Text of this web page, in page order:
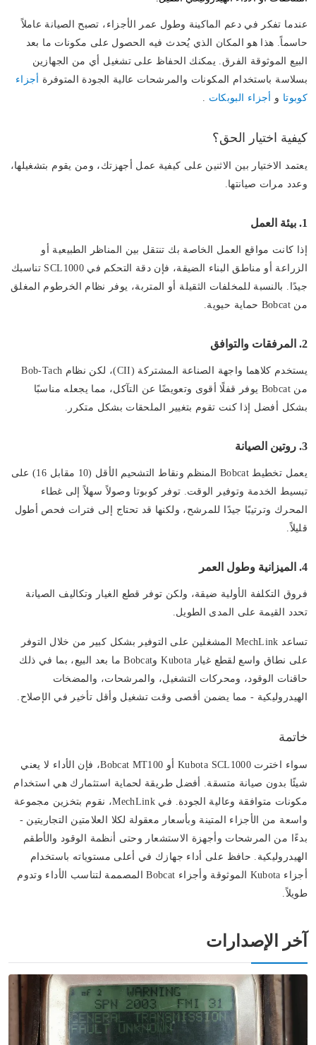
عندما تفكر في دعم الماكينة وطول عمر الأجزاء، تصبح الصيانة عاملاً
حاسماً. هذا هو المكان الذي يُحدث فيه الحصول على مكونات ما بعد
البيع الموثوقة الفرق. يمكنك الحفاظ على تشغيل أي من الجهازين
بسلاسة باستخدام المكونات والمرشحات عالية الجودة المتوفرة
أجزاء
كوبوتا و أجزاء البوبكات
كيفية اختيار الحق؟
يعتمد الاختيار بين الاثنين على كيفية عمل أجهزتك، ومن يقوم بتشغيلها،
وعدد مرات صيانتها.
1. بيئة العمل
إذا كانت مواقع العمل الخاصة بك تنتقل بين المناظر الطبيعية أو
الزراعة أو مناطق البناء الضيقة، فإن دقة التحكم في SCL1000 تناسبك
جيدًا. بالنسبة للمخلفات الثقيلة أو المتربة، يوفر نظام الخرطوم المغلق
من Bobcat حماية حيوية.
2. المرفقات والتوافق
يستخدم كلاهما واجهة الصناعة المشتركة (CII)، لكن نظام Bob-Tach
من Bobcat يوفر قفلًا أقوى وتعويضًا عن التآكل، مما يجعله مناسبًا
بشكل أفضل إذا كنت تقوم بتغيير الملحقات بشكل متكرر.
3. روتين الصيانة
يعمل تخطيط Bobcat المنظم ونقاط التشحيم الأقل (10 مقابل 16) على
تبسيط الخدمة وتوفير الوقت. توفر كوبوتا وصولاً سهلاً إلى غطاء
المحرك وترتيبًا جيدًا للمرشح، ولكنها قد تحتاج إلى فترات فحص أطول
قليلاً.
4. الميزانية وطول العمر
فروق التكلفة الأولية ضيقة، ولكن توفر قطع الغيار وتكاليف الصيانة
تحدد القيمة على المدى الطويل.
تساعد MechLink المشغلين على التوفير بشكل كبير من خلال التوفر
على نطاق واسع لقطع غيار Kubota وBobcat ما بعد البيع، بما في ذلك
حاقنات الوقود، ومحركات التشغيل، والمرشحات، والمضخات
الهيدروليكية - مما يضمن أقصى وقت تشغيل وأقل تأخير في الإصلاح.
خاتمة
سواء اخترت Kubota SCL1000 أو Bobcat MT100، فإن الأداء لا يعني
شيئًا بدون صيانة متسقة. أفضل طريقة لحماية استثمارك هي استخدام
مكونات متوافقة وعالية الجودة. في MechLink، نقوم بتخزين مجموعة
واسعة من الأجزاء المتينة وبأسعار معقولة لكلا العلامتين التجاريتين -
بدءًا من المرشحات وأجهزة الاستشعار وحتى أنظمة الوقود والأطقم
الهيدروليكية. حافظ على أداء جهازك في أعلى مستوياته باستخدام
أجزاء Kubota الموثوقة وأجزاء Bobcat المصممة لتناسب الأداء وتدوم
طويلاً.
آخر الإصدارات